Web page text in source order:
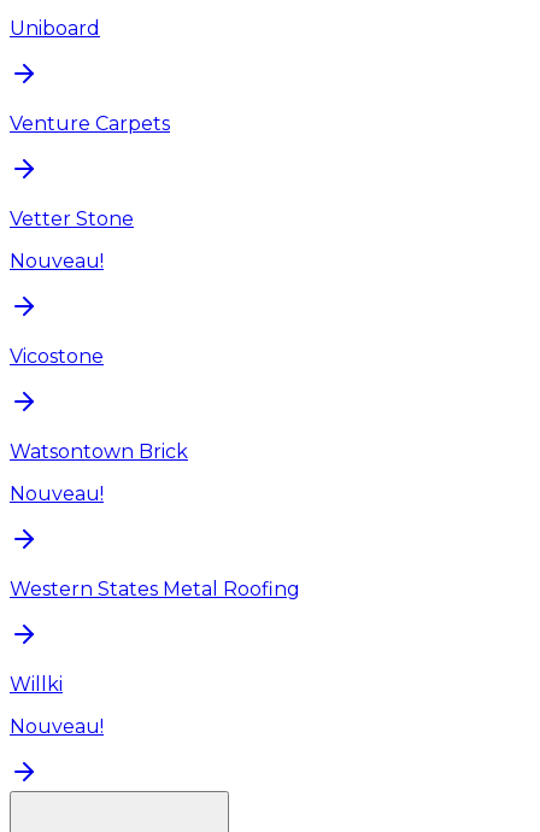
Uniboard
Venture Carpets
Vetter Stone
Nouveau!
Vicostone
Watsontown Brick
Nouveau!
Western States Metal Roofing
Willki
Nouveau!